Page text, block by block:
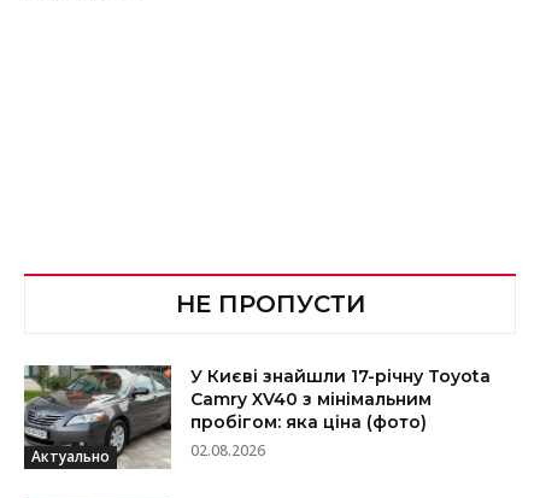
НЕ ПРОПУСТИ
Актуально
У Києві знайшли 17-річну Toyota
Camry XV40 з мінімальним
пробігом: яка ціна (фото)
02.08.2026